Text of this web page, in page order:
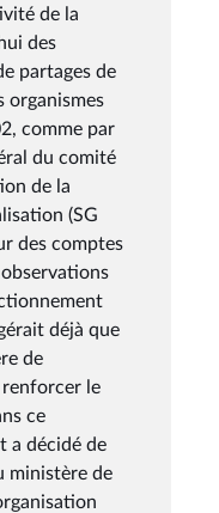
de la
des
partages de
organismes
comme par
du comité
de la
(SG
des comptes
déjà que
de
le
ce
a décidé de
ministère de